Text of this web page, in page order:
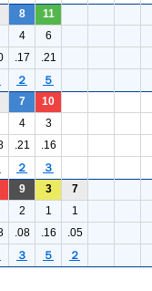
8 11
4
6
.17
.21
２ ５
7 10
4
3
.21
.16
２ ３
9 3 7
2 1
1
.08 .16
.05
３ ５ ２